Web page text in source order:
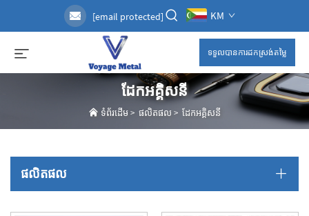
[email protected] KM
ទទួលបានការដកស្រង់តម្លៃ
ដែកអគ្គិសនី
ទំព័រដើម> ផលិតផល > ដែកអគ្គិសនី
ផលិតផល